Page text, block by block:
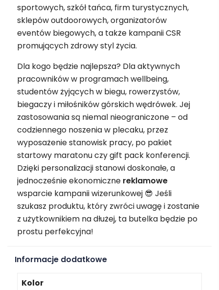
sportowych, szkół tańca, firm turystycznych,
sklepów outdoorowych, organizatorów
eventów biegowych, a także kampanii CSR
promujących zdrowy styl życia.
Dla kogo będzie najlepsza? Dla aktywnych
pracowników w programach wellbeing,
studentów żyjących w biegu, rowerzystów,
biegaczy i miłośników górskich wędrówek. Jej
zastosowania są niemal nieograniczone – od
codziennego noszenia w plecaku, przez
wyposażenie stanowisk pracy, po pakiet
startowy maratonu czy gift pack konferencji.
Dzięki personalizacji stanowi doskonałe, a
jednocześnie ekonomiczne reklamowe
wsparcie kampanii wizerunkowej 😎 Jeśli
szukasz produktu, który zwróci uwagę i zostanie
z użytkownikiem na dłużej, ta butelka będzie po
prostu perfekcyjna!
Informacje dodatkowe
Kolor